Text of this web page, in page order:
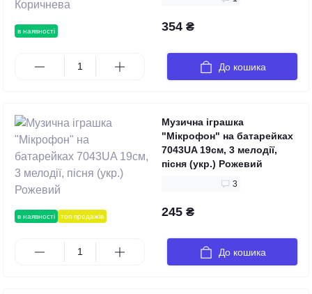
в наявності 354 ₴
До кошика
в наявності топ продажів
Музична іграшка
"Мікрофон" на батарейках
7043UA 19см, 3 мелодії,
пісня (укр.) Рожевий
3
245 ₴
До кошика